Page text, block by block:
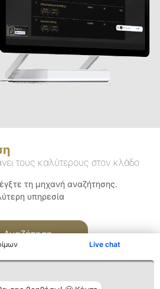
Live chat
τους καλύτερους στον κλάδο
τη μηχανή αναζήτησης.
υπηρεσία
Αναζήτηση